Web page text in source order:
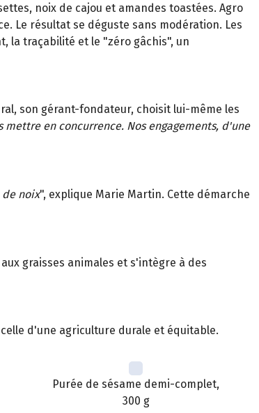
noix de cajou et amandes toastées. Agro
Le résultat se déguste sans modération. Les
la traçabilité et le "zéro gâchis", un
son gérant-fondateur, choisit lui-même les
en concurrence. Nos engagements, d'une
de noix", explique Marie Martin. Cette démarche
graisses animales et s'intègre à des
d'une agriculture durale et équitable.
Purée de sésame demi-complet,
300 g